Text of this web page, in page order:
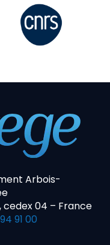
Arbois-
cedex 04 – France
91 00